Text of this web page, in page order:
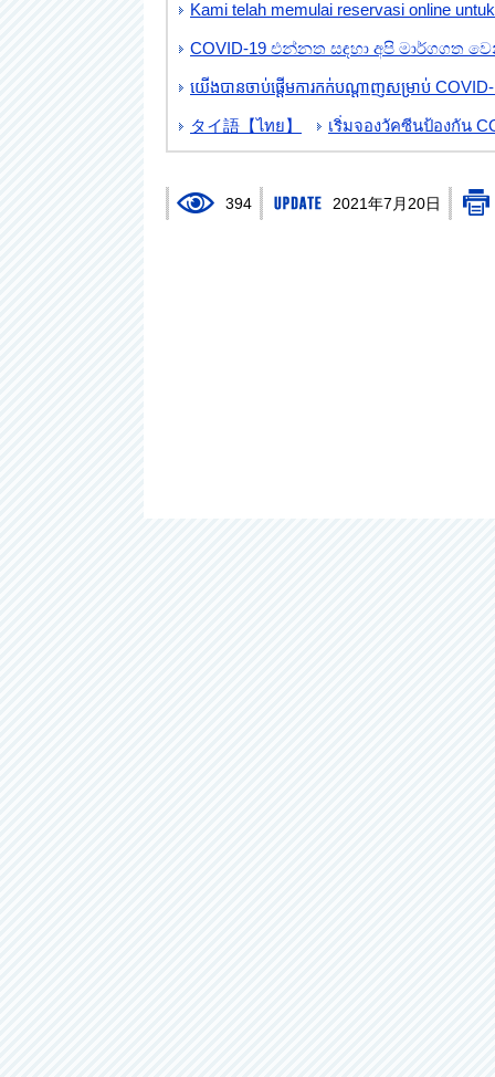
Kami telah memulai reservasi online
COVID-19 එන්නත සඳහා අපි මාර්ගගත
យើងបានចាប់ផ្តើមការកក់បណ្តាញសម្រាប់ COVID-19
タイ語【ไทย】 เริ่มจองวัคซีนป้องกัน
394 2021年7月20日